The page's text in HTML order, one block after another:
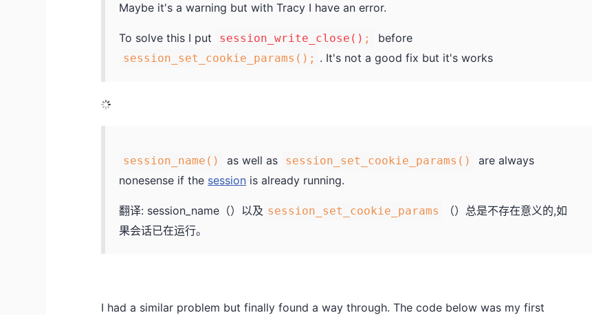
Maybe it's a warning but with Tracy I have an error.
To solve this I put session_write_close() ; before
session_set_cookie_params(); . It's not a good fix but it's works
session_name() as well as session_set_cookie_params()
are always
nonesense if the session is already running.
翻译: session_name（）以及 session_set_cookie_params
（）总是不存在意义的,如
果会话已在运行。
I had a similar problem but finally found a way through. The code below was my first